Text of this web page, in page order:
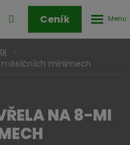
Přihlášení
zóny
Ceník
minimech
NA 8-MI